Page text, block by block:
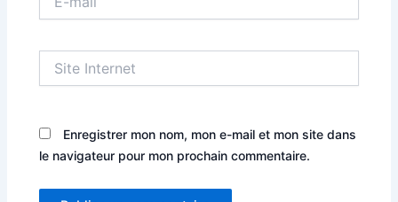
mail
Internet
Enregistrer mon nom, mon e-mail et mon site dans
le navigateur pour mon prochain commentaire.